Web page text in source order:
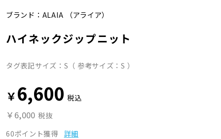
ブランド： ALAIA （アライア）
ハイネックジップニット
タグ表記サイズ：S（ 参考サイズ：S ）
￥6,600 税込
￥6,000 税抜
60ポイント獲得
詳細